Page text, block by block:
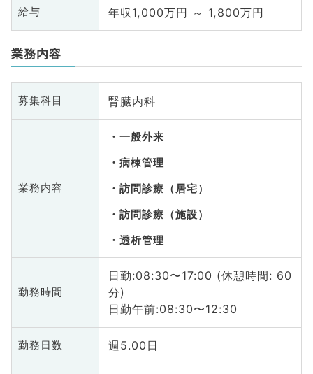
給与 年収1,000万円 ～ 1,800万円
業務内容
募集科目 腎臓内科
業務内容
一般外来
病棟管理
訪問診療（居宅）
訪問診療（施設）
透析管理
勤務時間
日勤:08:30〜17:00 (休憩時間: 60
分)
日勤午前:08:30〜12:30
勤務日数 週5.00日